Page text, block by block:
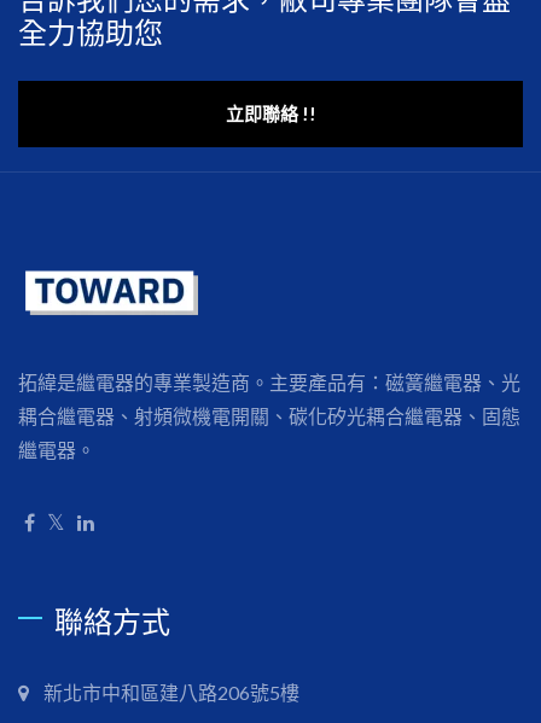
全力協助您
立即聯絡 !!
拓緯是繼電器的專業製造商。主要產品有：磁簧繼電器、光
耦合繼電器、射頻微機電開關、碳化矽光耦合繼電器、固態
繼電器。
聯絡方式
新北市中和區建八路206號5樓